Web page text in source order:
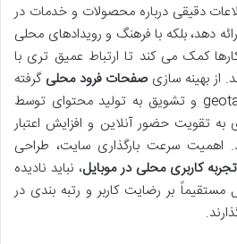
دقیقی درباره محصولات و خدمات در
دهد، بلکه با فرهنگ و رویدادهای محلی
کمک می کند تا ارتباط عمیق تری با
از بهینه سازی صفحات فرود محلی گرفته
تا استفاده از تصاویر geotagged و تشویق به تولید محتوای توسط
به تقویت حضور آنلاین و افزایش اعتبار
سرعت بارگذاری سایت، طراحی
تجربه کاربری محلی در موبایل، نباید نادیده
مستقیماً بر رضایت کاربر و رتبه بندی در